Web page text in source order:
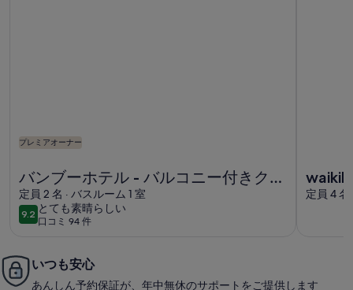
バンブーホテル - バルコニー付きクイーンスタジオ - ワイ
プレミアオーナー
バンブーホテル - バルコニー付きクイ
ーンスタジオ - ワイキキビーチへの階
段
定員 2 名 · バスルーム 1 室
9.210段階中9.2
とても素晴らしい
と
て
素
晴
口コミ 94 件
(口
ミ
94
定員 4 名
いつも安心
あんしん予約保証が、年中無休のサポートをご提供します